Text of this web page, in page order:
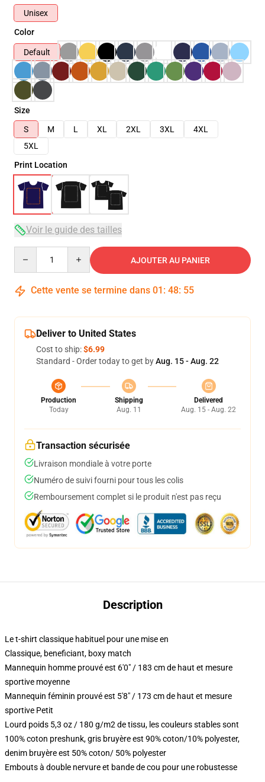
Unisex
Color
Default
Size
S
M L XL 2XL 3XL
4XL
5XL
Print Location
Voir le guide des tailles
AJOUTER AU PANIER
Cette vente se termine dans 01 : 48: 54
Deliver to United States
Cost to ship:$6.99
Standard - Order today to get byAug. 15 - Aug. 22
Production
Today
Shipping
Aug. 11
Delivered
Aug. 15 - Aug. 22
Transaction sécurisée
Livraison mondiale à votre porte
Numéro de suivi fourni pour tous les colis
Remboursement complet si le produit n'est pas reçu
Description
Le t-shirt classique habituel pour une mise en
Classique, beneficiant, boxy match
Mannequin homme prouvé est 6'0" / 183 cm de haut et mesure
sportive moyenne
Mannequin féminin prouvé est 5'8" / 173 cm de haut et mesure
sportive Petit
Lourd poids 5,3 oz / 180 g/m2 de tissu, les couleurs stables sont
100% coton preshunk, gris bruyère est 90% coton/10% polyester,
denim bruyère est 50% coton/ 50% polyester
Embouts à double nervure et bande de cou pour une robustesse